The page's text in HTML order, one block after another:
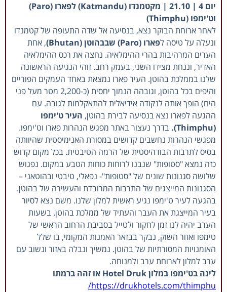
יום 4 | 21.10 |
מקטמנדו (Katmandu) לפארו (Paro)
וט'ימפו (Thimphu)
לאחר ארוחת הבוקר נצא, בנסיעה אל שדה התעופה של קטמנדו
ונעלה על טיסה לפארו (Paro) שבבהוטן (Bhutan)
, אחת
הערים המרהיבות בהרי ההימלאיה. נחצה את רכס ההימלאיה
האדיר, וננחת מצידו השני, בעמק רחב. זוהי הנגיעה הראשונה
שלנו בממלכת בהוטן. העיר פארו נמצאת באחד העמקים הפוריים
והיפים בכל בהוטן, וגובהה הנמוך יחסית (כ-2,200 מטר מעל פני
הים) הופך אותה לנקודה אידיאלית להתאקלמות לגובה. עם
ההגעה לפארו נצא בנסיעה לבירת בהוטן, העיר ט'ימפו
(Thimphu).
בדרך נעצור באתר מפגש הנהרות פארו וט'ימפו.
מפגשי הנהרות נחשבים קדושים במסורת האנימיסטית שהיוותה
בסיס לתרבות הבודהיסטית של הרמה הטיבטית. בכל מקום קדוש
כזה נמצא "סטופות" שנבנו לרוחות כוחות הטבע במקום. נפגוש
שלושה סגנונות שונים של "סטופות"- נפאלי, טיבטי ובהוטאני –
הסגנונות המייצגים של התרבות המרובדת והעשירה של בהוטן.
בהגעה לעיר ט'ימפו נגיע ראשית למלון שלנו. משם נצא לסיור
בעיר המייצגת את העבר והעתיד של ממלכת בהוטן. בשעות
הערב יהיה לנו זמן לחקור ולטייל בסביבת הרחוב הראשי של
טימפו ואזור השוק, נבקר בבזאר האמנות המקומי, בו שלל
האומנויות המסורתיות של בהוטן. נמשיך ונבלה באזור ונשוב עם
ערב למלון לארוחת ערב ולמנוחה.
לינה בט'ימפו במלון Hotel Druk או זהה ברמתו
https://drukhotels.com/thimphu/